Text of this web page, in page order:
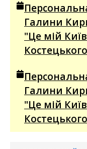
Галини
"Це мій
Галини
"Це мій